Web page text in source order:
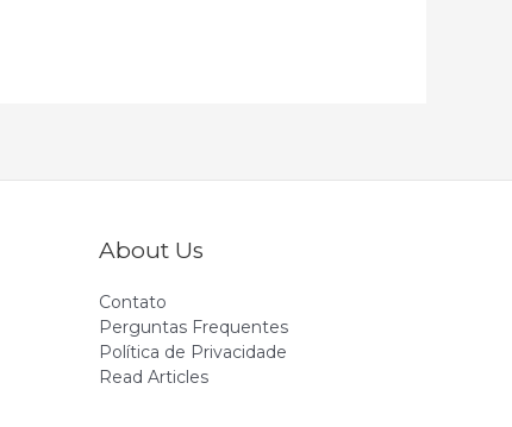
About Us
Contato
Perguntas Frequentes
Política de Privacidade
Read Articles